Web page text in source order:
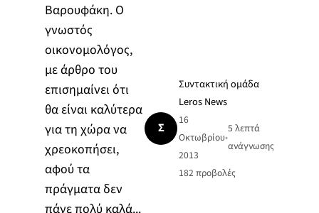
Βαρουφάκη. Ο
γνωστός
οικονομολόγος,
με άρθρο του
επισημαίνει ότι
θα είναι καλύτερα
για τη χώρα να
χρεοκοπήσει,
αφού τα
πράγματα δεν
πάνε πολύ καλά...
Σ
Συντακτική ομάδα
Leros News
16
Οκτωβρίου
2013
•
5 λεπτά
ανάγνωσης
182 προβολές